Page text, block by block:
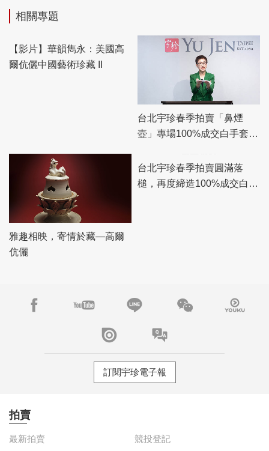
相關專題
台北宇珍春季拍賣「鼻煙
壺」專場100%成交白手套，
雅趣相映，寄情於藏—高爾
伉儷
台北宇珍春季拍賣圓滿落
槌，再度締造100%成交白手
訂閱宇珍電子報
拍賣
最新拍賣 競投登記